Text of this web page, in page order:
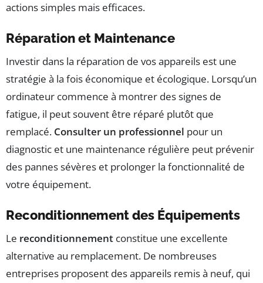
actions simples mais efficaces.
Réparation et Maintenance
Investir dans la réparation de vos appareils est une
stratégie à la fois économique et écologique. Lorsqu’un
ordinateur commence à montrer des signes de
fatigue, il peut souvent être réparé plutôt que
remplacé. Consulter un professionnel pour un
diagnostic et une maintenance régulière peut prévenir
des pannes sévères et prolonger la fonctionnalité de
votre équipement.
Reconditionnement des Équipements
Le reconditionnement constitue une excellente
alternative au remplacement. De nombreuses
entreprises proposent des appareils remis à neuf, qui